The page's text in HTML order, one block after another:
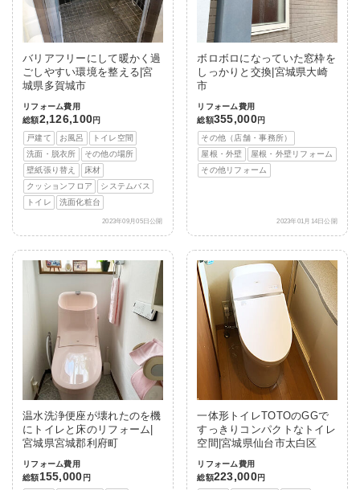
バリアフリーにして暖かく過
ごしやすい環境を整える|宮
城県多賀城市
リフォーム費用
総額2,126,100円
戸建て
お風呂
トイレ空間
洗面・脱衣所
その他の場所
壁紙張り替え
床材
クッションフロア
システムバス
トイレ
洗面化粧台
2023年09月05日公開
ボロボロになっていた窓枠を
しっかりと交換|宮城県大崎
市
リフォーム費用
総額355,000円
その他（店舗・事務所）
屋根・外壁
屋根・外壁リフォーム
その他リフォーム
2023年01月14日公開
温水洗浄便座が壊れたのを機
にトイレと床のリフォーム|
宮城県宮城郡利府町
リフォーム費用
総額155,000 円
一体形トイレTOTOのGGで
すっきりコンパクトなトイレ
空間|宮城県仙台市太白区
リフォーム費用
総額223,000円